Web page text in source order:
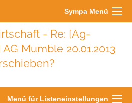
Sympa Menü
- Re: [Ag-
Mumble 20.01.2013
Menü für Listeneinstellungen